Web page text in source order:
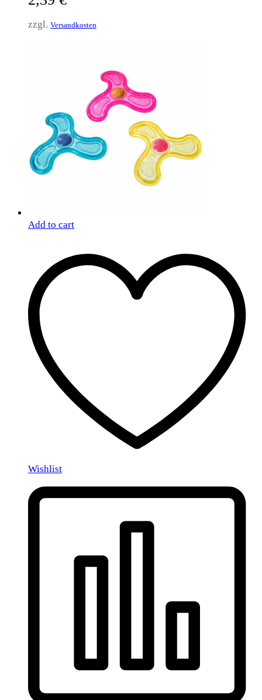
zzgl. Versandkosten
Add to cart
Wishlist